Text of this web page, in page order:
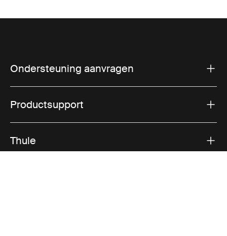
Ondersteuning aanvragen
Productsupport
Thule